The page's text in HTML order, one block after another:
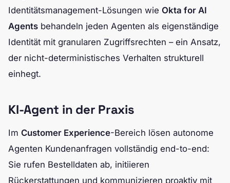
Identitätsmanagement-Lösungen wie Okta for AI
Agents behandeln jeden Agenten als eigenständige
Identität mit granularen Zugriffsrechten – ein Ansatz,
der nicht-deterministisches Verhalten strukturell
einhegt.
KI-Agent in der Praxis
Im Customer Experience-Bereich lösen autonome
Agenten Kundenanfragen vollständig end-to-end:
Sie rufen Bestelldaten ab, initiieren
Rückerstattungen und kommunizieren proaktiv mit